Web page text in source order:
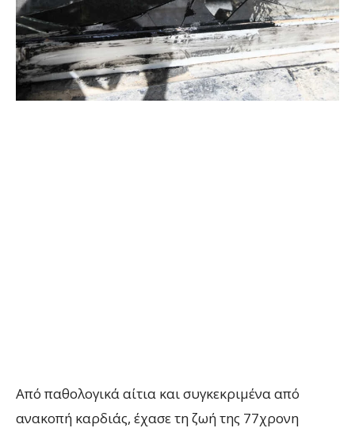
Από παθολογικά αίτια και συγκεκριμένα από
ανακοπή καρδιάς, έχασε τη ζωή της 77χρονη